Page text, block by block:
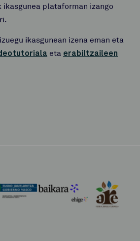
plataforman izango
ikasgunean izena eman eta
eta erabiltzaileen